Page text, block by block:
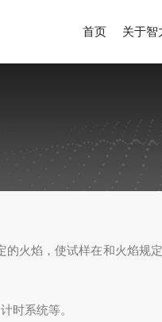
首页 关于智
火焰，使试样在和火焰规
时系统等。